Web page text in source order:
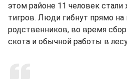
этом районе 11 человек
тигров. Люди гибнут прямо на
родственников, во время
скота и обычной работы в